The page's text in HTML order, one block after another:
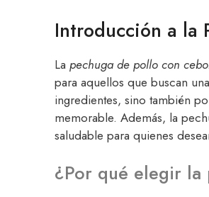
Introducción a la
La pechuga de pollo con
para aquellos que buscan
ingredientes, sino también
memorable. Además, la
saludable para quienes
¿Por qué elegir la